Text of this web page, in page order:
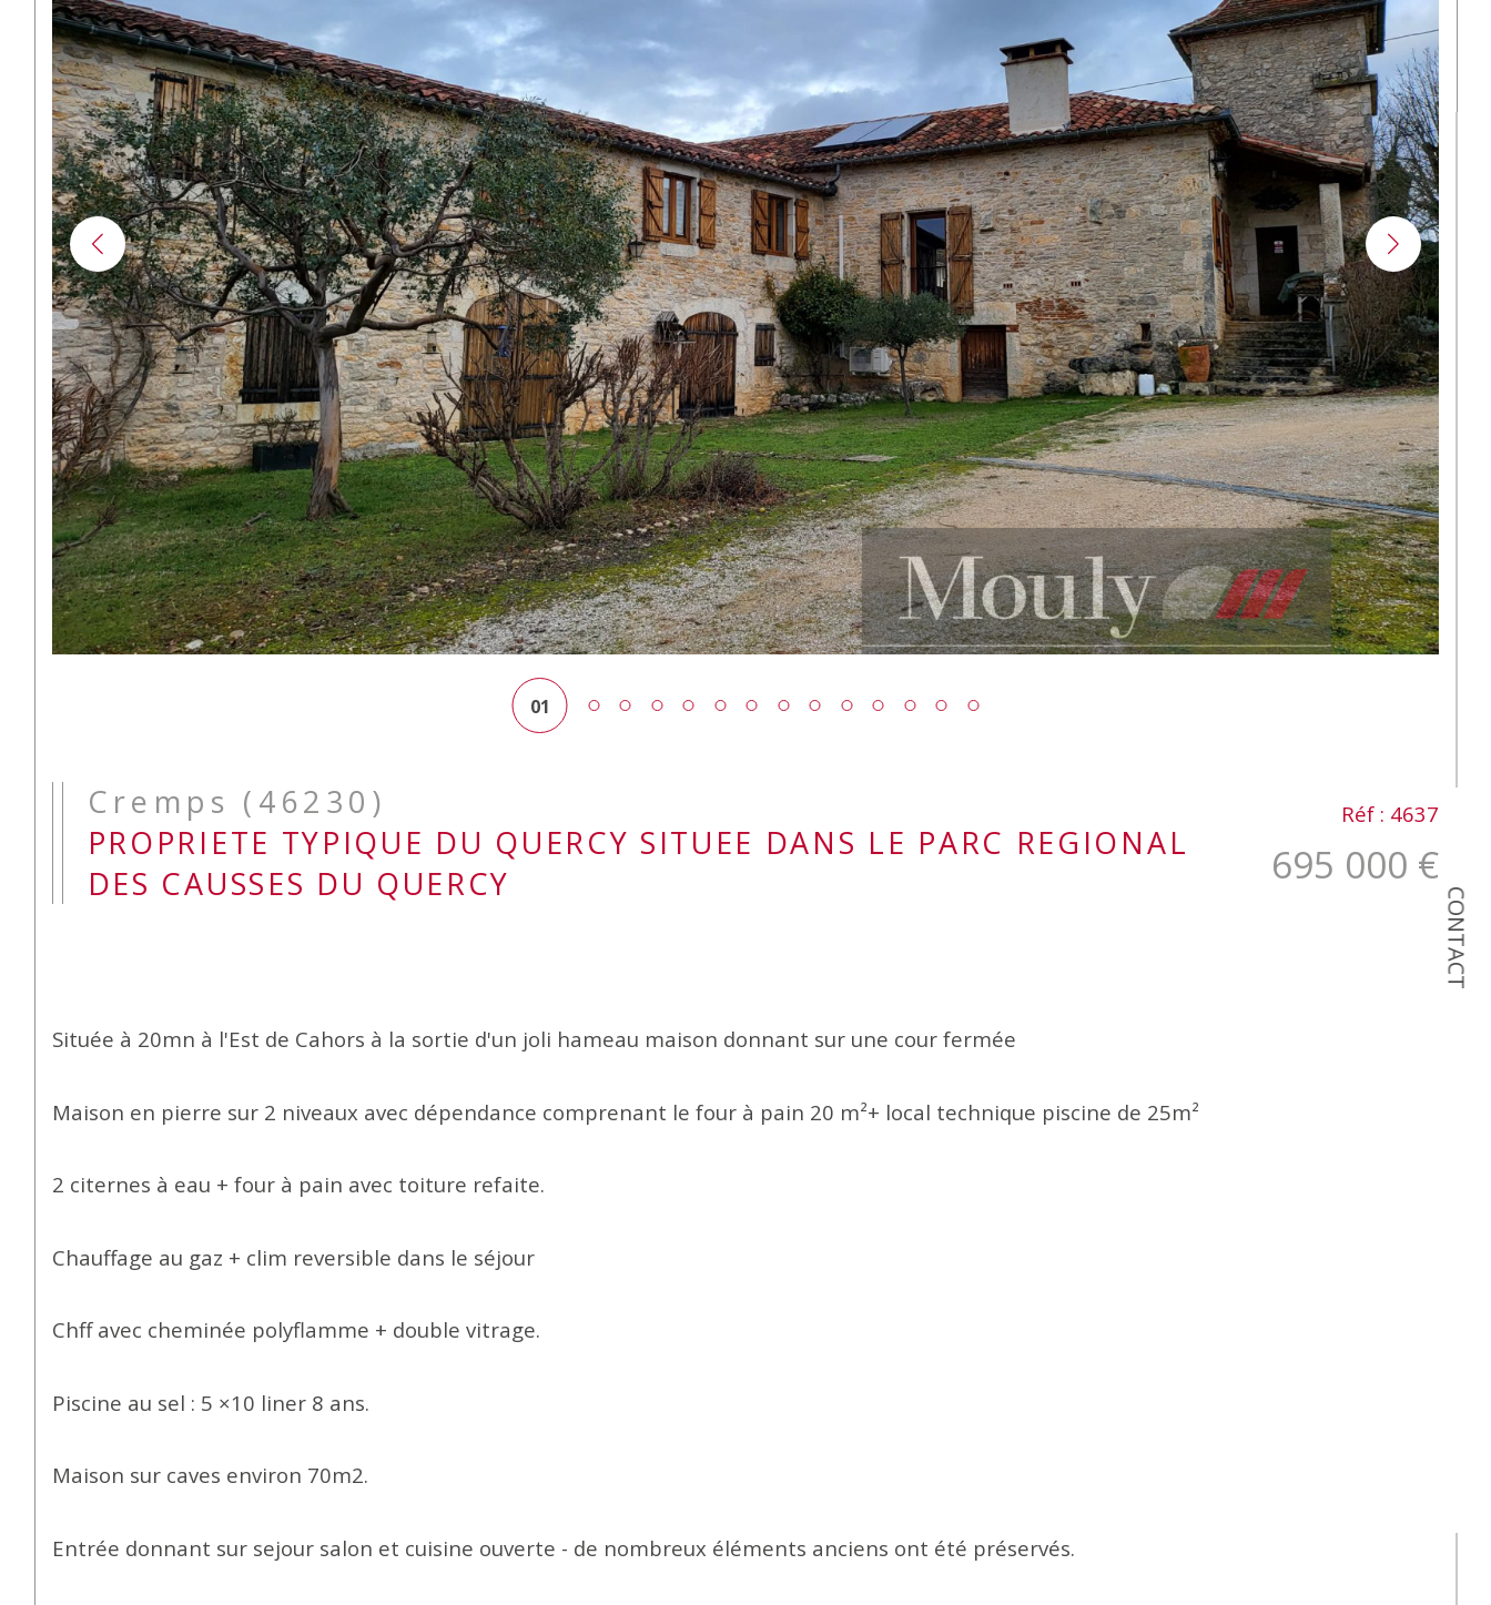
CONTACT
01
Cremps (46230)
PROPRIETE TYPIQUE DU QUERCY SITUEE DANS LE PARC REGIONAL
DES CAUSSES DU QUERCY
Réf : 4637
695 000 €
Située à 20mn à l'Est de Cahors à la sortie d'un joli hameau maison donnant sur une cour fermée
Maison en pierre sur 2 niveaux avec dépendance comprenant le four à pain 20 m²+ local technique piscine de 25m²
2 citernes à eau + four à pain avec toiture refaite.
Chauffage au gaz + clim reversible dans le séjour
Chff avec cheminée polyflamme + double vitrage.
Piscine au sel : 5 ×10 liner 8 ans.
Maison sur caves environ 70m2.
Entrée donnant sur sejour salon et cuisine ouverte - de nombreux éléments anciens ont été préservés.